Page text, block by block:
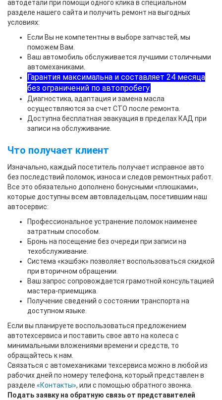
автодетали при помощи одного клика в специальном
разделе нашего сайта и получить ремонт на выгодных
условиях:
Если Вы не компетентны в выборе запчастей, мы
поможем Вам.
Ваш автомобиль обслуживается лучшими столичными
автомеханиками.
Гарантия максимальна и составляет 24 месяца
без ограничений по автопробегу.
Диагностика, адаптация и замена масла
осуществляются за счет СТО после ремонта.
Доступна бесплатная эвакуация в пределах КАД при
записи на обслуживание.
Что получает клиент
Изначально, каждый посетитель получает исправное авто
без последствий поломок, износа и следов ремонтных работ.
Все это обязательно дополнено бонусными «плюшками»,
которые доступны всем автовладельцам, посетившим наш
автосервис:
Профессиональное устранение поломок наименее
затратным способом.
Бронь на посещение без очереди при записи на
техобслуживание.
Система «кэшбэк» позволяет воспользоваться скидкой
при вторичном обращении.
Ваш запрос сопровождается грамотной консультацией
мастера-приемщика.
Получение сведений о состоянии транспорта на
доступном языке.
Если вы планируете воспользоваться предложением
автотехсервиса и поставить свое авто на колеса с
минимальными вложениями времени и средств, то
обращайтесь к нам.
Связаться с автомеханиками техсервиса можно в любой из
рабочих дней по номеру телефона, который представлен в
разделе «Контакты», или с помощью обратного звонка.
Подать заявку на обратную связь от представителей